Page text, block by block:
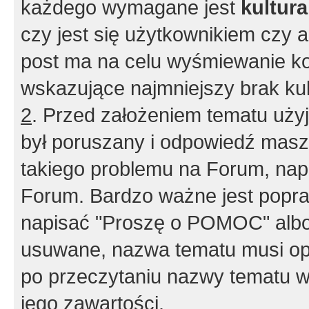
każdego wymagane jest
czy jest się użytkownikiem czy
post ma na celu wyśmiewanie
wskazujące najmniejszy brak
2. Przed założeniem tematu
był poruszany i odpowiedź
takiego problemu na Forum,
Forum. Bardzo ważne jest
napisać "Proszę o POMOC"
usuwane, nazwa tematu musi
po przeczytaniu nazwy tematu
jego zawartości.